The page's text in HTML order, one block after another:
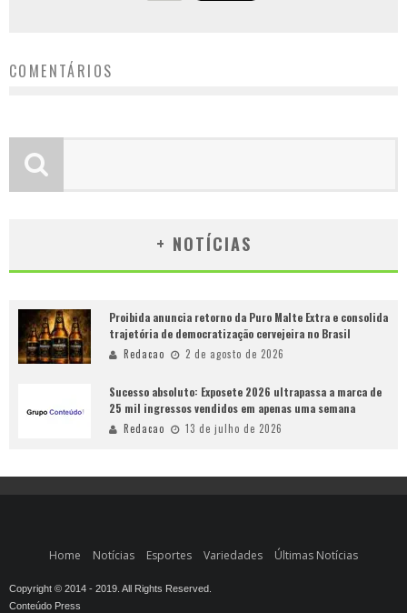
COMENTÁRIOS
+ NOTÍCIAS
Proibida anuncia retorno da Puro Malte Extra e consolida
trajetória de democratização cervejeira no Brasil
Redacao 2 de agosto de 2026
Sucesso absoluto: Exposete 2026 ultrapassa a marca de
25 mil ingressos vendidos em apenas uma semana
Redacao 13 de julho de 2026
Home Notícias Esportes Variedades Últimas Notícias
Copyright © 2014 - 2019. All Rights Reserved.
Conteúdo Press